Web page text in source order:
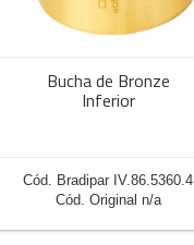
Bucha de Bronze
Inferior
Cód. Bradipar IV.86.5360.4
Cód. Original n/a